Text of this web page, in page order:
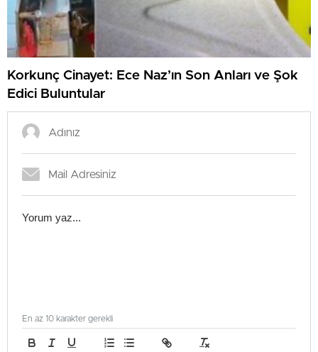
Korkunç Cinayet: Ece Naz’ın Son Anları ve Şok
Edici Buluntular
En az 10 karakter gerekli